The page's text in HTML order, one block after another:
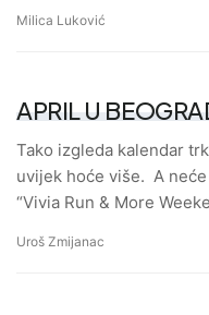
Milica Luković
APRIL U
Tako izgleda kalendar
uvijek hoće više. A
“Vivia Run & More
Uroš Zmijanac